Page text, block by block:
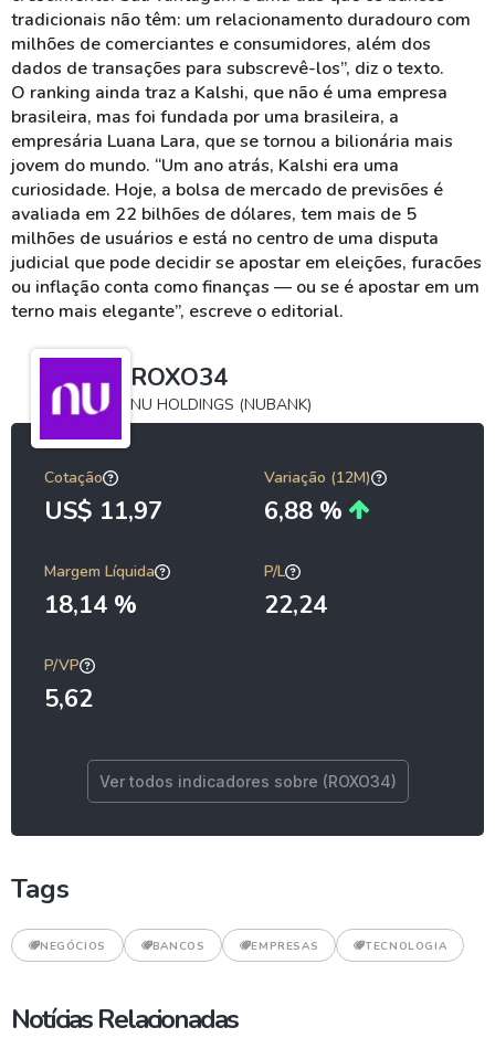
tradicionais não têm: um relacionamento duradouro com
milhões de comerciantes e consumidores, além dos
dados de transações para subscrevê-los”, diz o texto.
O ranking ainda traz a Kalshi, que não é uma empresa
brasileira, mas foi fundada por uma brasileira, a
empresária Luana Lara, que se tornou a bilionária mais
jovem do mundo. “Um ano atrás, Kalshi era uma
curiosidade. Hoje, a bolsa de mercado de previsões é
avaliada em 22 bilhões de dólares, tem mais de 5
milhões de usuários e está no centro de uma disputa
judicial que pode decidir se apostar em eleições, furacões
ou inflação conta como finanças — ou se é apostar em um
terno mais elegante”, escreve o editorial.
ROXO34
NU HOLDINGS (NUBANK)
Cotação
US$ 11,97
Variação (12M)
6,88 %
Margem Líquida
18,14 %
P/L
22,24
P/VP
5,62
Ver todos indicadores sobre (ROXO34)
Tags
NEGÓCIOS BANCOS EMPRESAS TECNOLOGIA
Notícias Relacionadas